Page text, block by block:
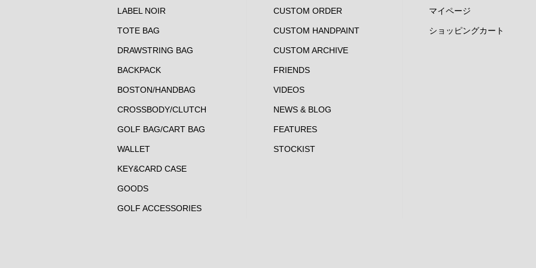
LABEL NOIR
TOTE BAG
DRAWSTRING BAG
BACKPACK
BOSTON/HANDBAG
CROSSBODY/CLUTCH
GOLF BAG/CART BAG
WALLET
KEY&CARD CASE
GOODS
GOLF ACCESSORIES
CUSTOM ORDER
CUSTOM HANDPAINT
CUSTOM ARCHIVE
FRIENDS
VIDEOS
NEWS & BLOG
FEATURES
STOCKIST
マイページ
ショッピングカート